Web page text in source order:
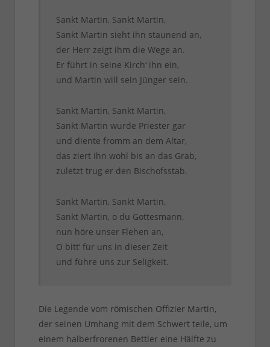
Sankt Martin, Sankt Martin,
Sankt Martin sieht ihn staunend an,
der Herr zeigt ihm die Wege an.
Er führt in seine Kirch‘ ihn ein,
und Martin will sein Jünger sein.
Sankt Martin, Sankt Martin,
Sankt Martin wurde Priester gar
und diente fromm an dem Altar,
das ziert ihn wohl bis an das Grab,
zuletzt trug er den Bischofsstab.
Sankt Martin, Sankt Martin,
Sankt Martin, o du Gottesmann,
nun höre unser Flehen an,
O bitt‘ für uns in dieser Zeit
und führe uns zur Seligkeit.
Die Legende vom römischen Offizier Martin,
der seinen Umhang mit dem Schwert teile, um
einem halberfrorenen Bettler eine Hälfte zu